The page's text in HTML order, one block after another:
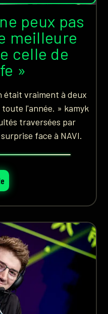
peux pas
meilleure
celle de
»
était vraiment à deux
l'année. » kamyk
traversées par
face à NAVI.